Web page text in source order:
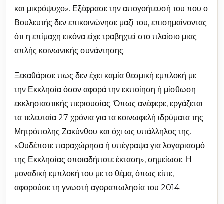
και μικρόψυχο». Εξέφρασε την απογοήτευσή του που ο
Βουλευτής δεν επικοινώνησε μαζί του, επισημαίνοντας
ότι η επίμαχη εικόνα είχε τραβηχτεί στο πλαίσιο μιας
απλής κοινωνικής συνάντησης.
Ξεκαθάρισε πως δεν έχει καμία θεσμική εμπλοκή με
την Εκκλησία όσον αφορά την εκποίηση ή μίσθωση
εκκλησιαστικής περιουσίας. Όπως ανέφερε, εργάζεται
τα τελευταία 27 χρόνια για τα κοινωφελή ιδρύματα της
Μητρόπολης Ζακύνθου και όχι ως υπάλληλος της.
«Ουδέποτε παραχώρησα ή υπέγραψα για λογαριασμό
της Εκκλησίας οποιαδήποτε έκταση», σημείωσε. Η
μοναδική εμπλοκή του με το θέμα, όπως είπε,
αφορούσε τη γνωστή αγοραπωλησία του 2014.